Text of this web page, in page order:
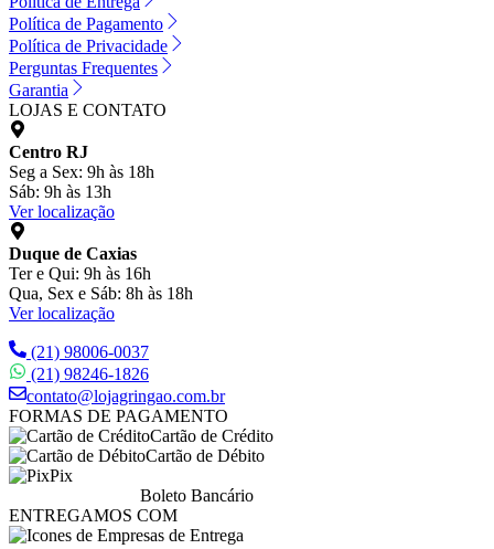
Política de Pagamento
Política de Privacidade
Perguntas Frequentes
Garantia
LOJAS E CONTATO
Centro RJ
Seg a Sex: 9h às 18h
Sáb: 9h às 13h
Ver localização
Duque de Caxias
Ter e Qui: 9h às 16h
Qua, Sex e Sáb: 8h às 18h
Ver localização
(21) 98006-0037
(21) 98246-1826
contato@lojagringao.com.br
FORMAS DE PAGAMENTO
Cartão de Crédito
Cartão de Débito
Pix
Boleto Bancário
ENTREGAMOS COM